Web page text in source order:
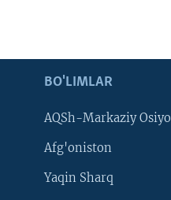
BO'LIMLAR
AQSh-Markaziy Osiyo
Afg'oniston
Yaqin Sharq